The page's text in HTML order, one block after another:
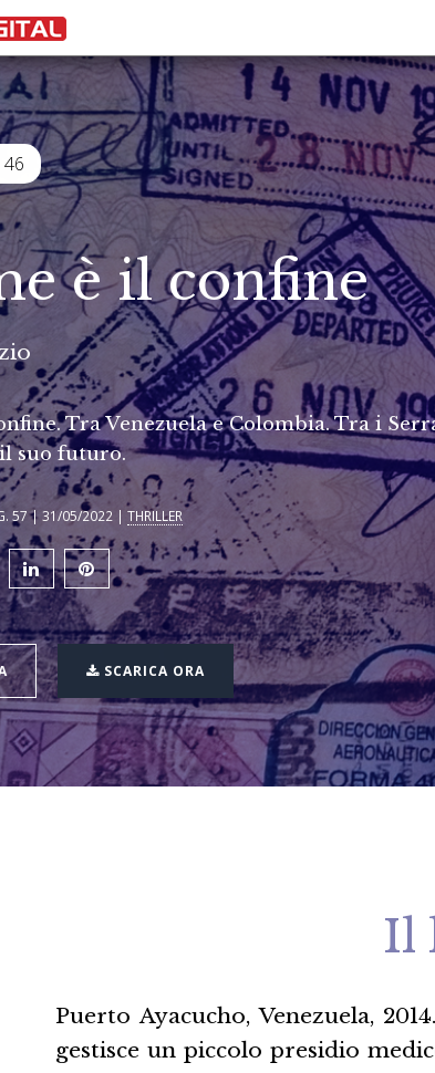
è il confine
Tra Venezuela e Colombia. Tra i
suo futuro.
57 | 31/05/2022 | THRILLER
SCARICA ORA
Il
Puerto Ayacucho, Venezuela,
gestisce un piccolo presidio